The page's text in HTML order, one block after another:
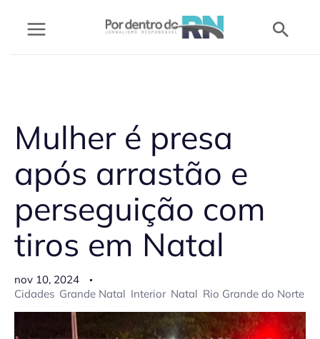
Mulher é presa
após arrastão e
perseguição com
tiros em Natal
nov 10, 2024
Cidades Grande Natal Interior Natal Rio Grande do Norte